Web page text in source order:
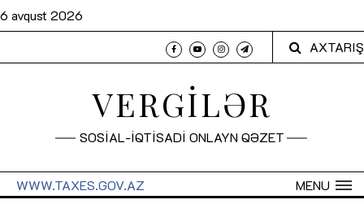
6 avqust 2026
AXTARIŞ
VERGİLƏR
SOSİAL-İQTİSADİ ONLAYN QƏZET
MENU
WWW.TAXES.GOV.AZ